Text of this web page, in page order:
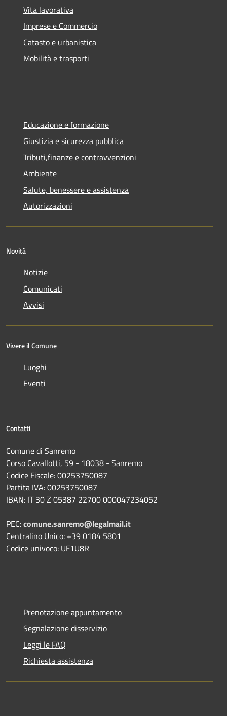
Vita lavorativa
Imprese e Commercio
Catasto e urbanistica
Mobilità e trasporti
Educazione e formazione
Giustizia e sicurezza pubblica
Tributi,finanze e contravvenzioni
Ambiente
Salute, benessere e assistenza
Autorizzazioni
Novità
Notizie
Comunicati
Avvisi
Vivere il Comune
Luoghi
Eventi
Contatti
Comune di Sanremo
Corso Cavallotti, 59 - 18038 - Sanremo
Codice Fiscale: 00253750087
Partita IVA: 00253750087
IBAN: IT 30 Z 05387 22700 000047234052
PEC:comune.sanremo@legalmail.it
Centralino Unico: +39 0184 5801
Codice univoco: UF1U8R
Prenotazione appuntamento
Segnalazione disservizio
Leggi le FAQ
Richiesta assistenza